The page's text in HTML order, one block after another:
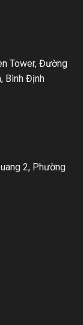
Tower, Đường
Bình Định
2, Phường